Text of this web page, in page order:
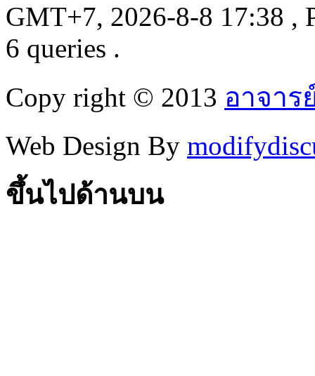
GMT+7, 2026-8-8 17:38 ,
6 queries .
Copy right © 2013 อาจาร
Web Design By
ขึ้นไปด้านบน